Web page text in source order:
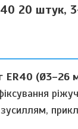
20 штук,
ER40 (Ø3–26